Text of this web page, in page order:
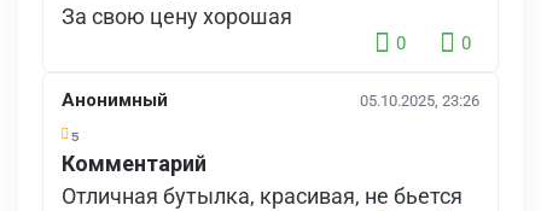
За свою цену хорошая
0 0
Анонимный 05.10.2025, 23:26
5
Комментарий
Отличная бутылка, красивая, не бьется